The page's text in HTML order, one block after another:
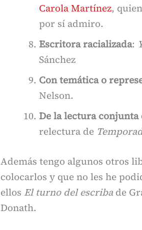
Carola Martínez,
por sí admiro.
Escritora racializada:
Sánchez
Con temática o
Nelson.
De la lectura
relectura de
Además tengo algunos otros
colocarlos y que no les he
ellos El turno del escriba de
Donath.